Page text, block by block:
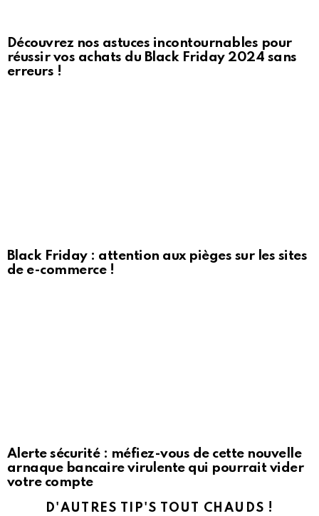
Découvrez nos astuces incontournables pour
réussir vos achats du Black Friday 2024 sans
erreurs !
Black Friday : attention aux pièges sur les sites
de e-commerce !
Alerte sécurité : méfiez-vous de cette nouvelle
arnaque bancaire virulente qui pourrait vider
votre compte
D'AUTRES TIP'S TOUT CHAUDS !